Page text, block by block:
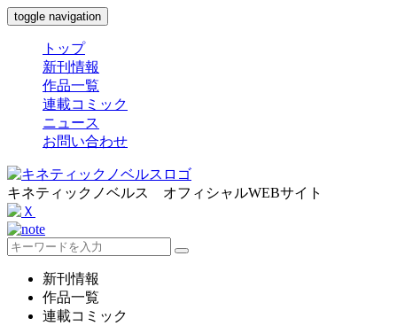
toggle navigation
トップ
新刊情報
作品一覧
連載コミック
ニュース
お問い合わせ
キネティックノベルス オフィシャルWEBサイト
新刊情報
作品一覧
連載コミック